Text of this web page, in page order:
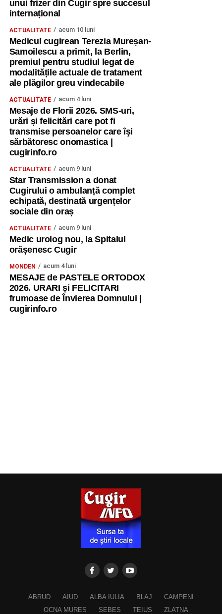
unui frizer din Cugir spre succesul
internațional
ACTUALITATE acum 10 luni
Medicul cugirean Terezia Mureșan-
Samoilescu a primit, la Berlin,
premiul pentru studiul legat de
modalitățile actuale de tratament
ale plăgilor greu vindecabile
ACTUALITATE acum 4 luni
Mesaje de Florii 2026. SMS-uri,
urări și felicitări care pot fi
transmise persoanelor care îşi
sărbătoresc onomastica |
cugirinfo.ro
ACTUALITATE acum 9 luni
Star Transmission a donat
Cugirului o ambulanță complet
echipată, destinată urgențelor
sociale din oraș
ACTUALITATE acum 9 luni
Medic urolog nou, la Spitalul
orășenesc Cugir
MONDEN acum 4 luni
MESAJE de PASTELE ORTODOX
2026. URARI și FELICITARI
frumoase de Învierea Domnului |
cugirinfo.ro
ABRUD AIUD ALBA IULIA BLAJ
CAMPENI
OCNA MURES
SEBES TEIUS ZLATNA